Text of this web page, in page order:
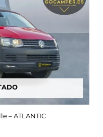
– ATLANTIC